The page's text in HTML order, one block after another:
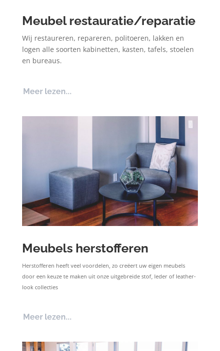
Meubel restauratie/reparatie
Wij restaureren, repareren, politoeren, lakken en
logen alle soorten kabinetten, kasten, tafels, stoelen
en bureaus.
Meer lezen...
Meubels herstofferen
Herstofferen heeft veel voordelen, zo creëert uw eigen meubels
door een keuze te maken uit onze uitgebreide stof, leder of leather-
look collecties
Meer lezen...